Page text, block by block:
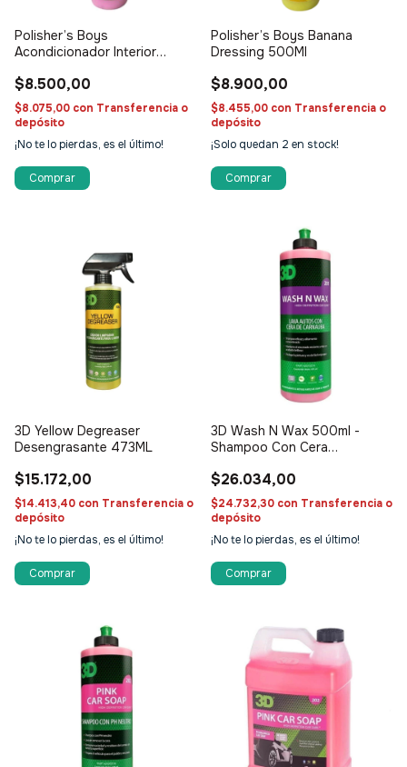
Polisher’s Boys
Acondicionador Interior
$8.500,00
$8.075,00 con Transferencia o
depósito
¡No te lo pierdas, es el último!
Polisher’s Boys Banana
Dressing 500Ml
$8.900,00
$8.455,00 con Transferencia o
depósito
¡Solo quedan 2 en stock!
3D Yellow Degreaser
Desengrasante 473ML
$15.172,00
$14.413,40 con Transferencia o
depósito
¡No te lo pierdas, es el último!
3D Wash N Wax 500ml -
Shampoo Con Cera
$26.034,00
$24.732,30 con Transferencia o
depósito
¡No te lo pierdas, es el último!